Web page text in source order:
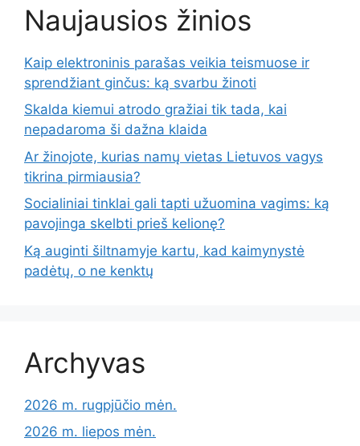
Naujausios žinios
Kaip elektroninis parašas veikia teismuose ir
sprendžiant ginčus: ką svarbu žinoti
Skalda kiemui atrodo gražiai tik tada, kai
nepadaroma ši dažna klaida
Ar žinojote, kurias namų vietas Lietuvos vagys
tikrina pirmiausia?
Socialiniai tinklai gali tapti užuomina vagims: ką
pavojinga skelbti prieš kelionę?
Ką auginti šiltnamyje kartu, kad kaimynystė
padėtų, o ne kenktų
Archyvas
2026 m. rugpjūčio mėn.
2026 m. liepos mėn.